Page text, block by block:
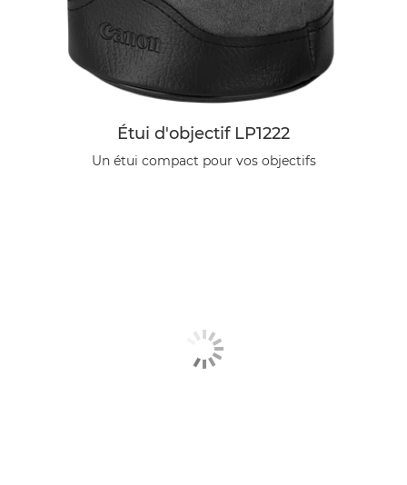
Étui d'objectif LP1222
Un étui compact pour vos objectifs